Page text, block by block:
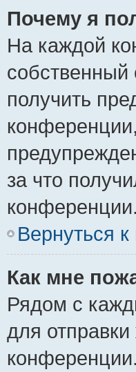
Почему я
На каждой
получить
за что
конференции.
Вернуться к
Как мне
Рядом с
для